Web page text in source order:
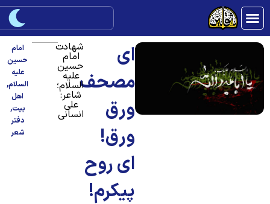
ای
مصحف
ورق
ورق!
ای روح
پیکرم!
شهادت
امام
حسین
علیه
السلام؛
شاعر:
علی
انسانی
امام
حسین
علیه
السلام,
اهل
بیت,
دفتر
شعر